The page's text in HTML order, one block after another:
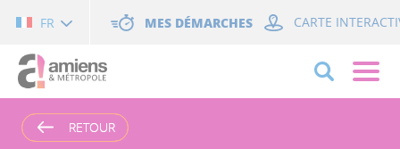
FR MES DÉMARCHES CARTE
RETOUR
RETOUR